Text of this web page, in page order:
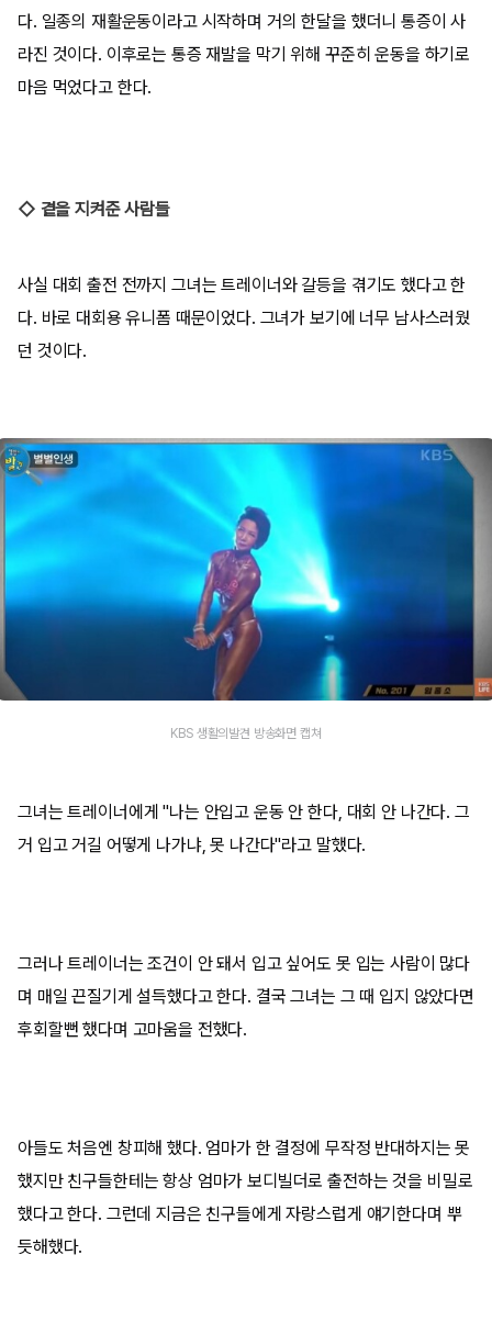
다. 일종의 재활운동이라고 시작하며 거의 한달을 했더니 통증이 사
라진 것이다. 이후로는 통증 재발을 막기 위해 꾸준히 운동을 하기로
마음 먹었다고 한다.
◇ 곁을 지켜준 사람들
사실 대회 출전 전까지 그녀는 트레이너와 갈등을 겪기도 했다고 한
다. 바로 대회용 유니폼 때문이었다. 그녀가 보기에 너무 남사스러웠
던 것이다.
KBS 생활의발견 방송화면 캡쳐
그녀는 트레이너에게 "나는 안입고 운동 안 한다, 대회 안 나간다. 그
거 입고 거길 어떻게 나가냐, 못 나간다"라고 말했다.
그러나 트레이너는 조건이 안 돼서 입고 싶어도 못 입는 사람이 많다
며 매일 끈질기게 설득했다고 한다. 결국 그녀는 그 때 입지 않았다면
후회할뻔 했다며 고마움을 전했다.
아들도 처음엔 창피해 했다. 엄마가 한 결정에 무작정 반대하지는 못
했지만 친구들한테는 항상 엄마가 보디빌더로 출전하는 것을 비밀로
했다고 한다. 그런데 지금은 친구들에게 자랑스럽게 얘기한다며 뿌
듯해했다.